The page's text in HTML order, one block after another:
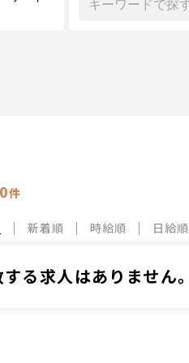
0件
新着順 時給順 日給順
る求人はありません。